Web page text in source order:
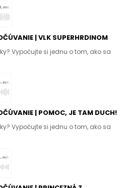
| VLK SUPERHRDINOM
Vypočujte si jednu o tom, ako sa
| POMOC, JE TAM DUCH!
Vypočujte si jednu o tom, ako sa